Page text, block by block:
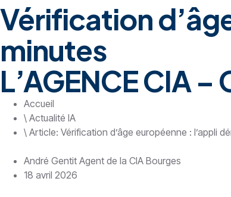
Vérification
minutes
L’AGENCE CIA
Accueil
\ Actualité IA
\ Article: Vérification d’âge européenne : l’appli
André Gentit Agent de la CIA Bourges
18 avril 2026